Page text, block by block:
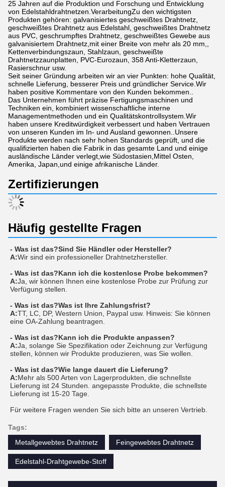
25 Jahren auf die Produktion und Forschung und Entwicklung
von Edelstahldrahtnetzen.VerarbeitungZu den wichtigsten
Produkten gehören: galvanisiertes geschweißtes Drahtnetz,
geschweißtes Drahtnetz aus Edelstahl, geschweißtes Drahtnetz
aus PVC, geschrumpftes Drahtnetz, geschweißtes Gewebe aus
galvanisiertem Drahtnetz,mit einer Breite von mehr als 20 mm,,
Kettenverbindungszaun, Stahlzaun, geschweißte
Drahtnetzzaunplatten, PVC-Eurozaun, 358 Anti-Kletterzaun,
Rasierschnur usw.
Seit seiner Gründung arbeiten wir an vier Punkten: hohe Qualität,
schnelle Lieferung, besserer Preis und gründlicher Service.Wir
haben positive Kommentare von den Kunden bekommen..
Das Unternehmen führt präzise Fertigungsmaschinen und
Techniken ein, kombiniert wissenschaftliche interne
Managementmethoden und ein Qualitätskontrollsystem.Wir
haben unsere Kreditwürdigkeit verbessert und haben Vertrauen
von unseren Kunden im In- und Ausland gewonnen..Unsere
Produkte werden nach sehr hohen Standards geprüft, und die
qualifizierten haben die Fabrik in das gesamte Land und einige
ausländische Länder verlegt,wie Südostasien,Mittel Osten,
Amerika, Japan,und einige afrikanische Länder.
Zertifizierungen
Häufig gestellte Fragen
- Was ist das?Sind Sie Händler oder Hersteller?
A:Wir sind ein professioneller Drahtnetzhersteller.
- Was ist das?Kann ich die kostenlose Probe bekommen?
A:Ja, wir können Ihnen eine kostenlose Probe zur Prüfung zur
Verfügung stellen.
- Was ist das?Was ist Ihre Zahlungsfrist?
A:TT, LC, DP, Western Union, Paypal usw. Hinweis: Sie können
eine OA-Zahlung beantragen.
- Was ist das?Kann ich die Produkte anpassen?
A:Ja, solange Sie Spezifikation oder Zeichnung zur Verfügung
stellen, können wir Produkte produzieren, was Sie wollen.
- Was ist das?Wie lange dauert die Lieferung?
A:Mehr als 500 Arten von Lagerprodukten, die schnellste
Lieferung ist 24 Stunden. angepasste Produkte, die schnellste
Lieferung ist 15-20 Tage.
Für weitere Fragen wenden Sie sich bitte an unseren Vertrieb.
Tags:
Metallgewebtes Drahtnetz
Feingewebtes Drahtnetz
Edelstahl-Drahtgewebe-Stoff